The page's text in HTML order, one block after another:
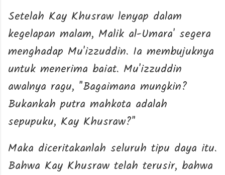
Setelah Kay Khusraw lenyap dalam
kegelapan malam, Malik al-Umara' segera
menghadap Mu'izzuddin. Ia membujuknya
untuk menerima baiat. Mu'izzuddin
awalnya ragu, "Bagaimana mungkin?
Bukankah putra mahkota adalah
sepupuku, Kay Khusraw?"
Maka diceritakanlah seluruh tipu daya itu.
Bahwa Kay Khusraw telah terusir, bahwa